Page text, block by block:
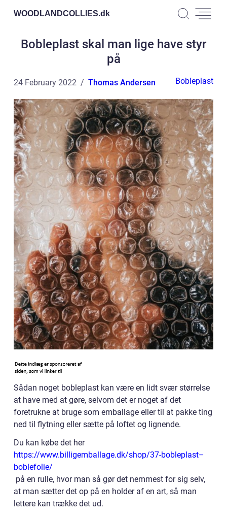
WOODLANDCOLLIES.dk
Bobleplast skal man lige have styr
på
24 February 2022 Thomas Andersen Bobleplast
Sådan noget bobleplast kan være en lidt svær størrelse
at have med at gøre, selvom det er noget af det
foretrukne at bruge som emballage eller til at pakke ting
ned til flytning eller sætte på loftet og lignende.
Du kan købe det her
https://www.billigemballage.dk/shop/37-bobleplast–
boblefolie/
på en rulle, hvor man så gør det nemmest for sig selv,
at man sætter det op på en holder af en art, så man
lettere kan trække det ud.